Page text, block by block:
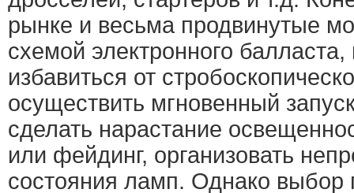
рынке и весьма продвинутые
схемой электронного
избавиться от
осуществить мгновенный
сделать нарастание
или фейдинг, организовать
состояния ламп. Однако выбор